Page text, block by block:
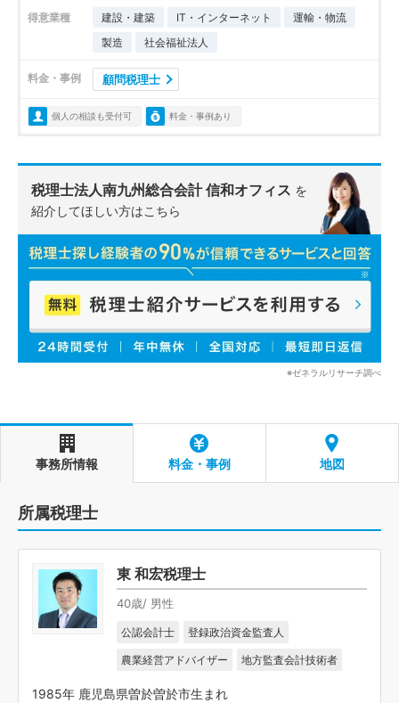
得意業種 建設・建築 IT・インターネット
運輸・物流
製造
社会福祉法人
料金・事例 顧問税理士
個人の相談も受付可 料金・事例あり
税理士法人南九州総合会計 信和オフィス を
紹介してほしい方はこちら
※ゼネラルリサーチ調べ
事務所情報 料金・事例 地図
所属税理士
東 和宏税理士
40歳/ 男性
公認会計士 登録政治資金監査人
農業経営アドバイザー 地方監査会計技術者
1985年 鹿児島県曽於曽於市生まれ